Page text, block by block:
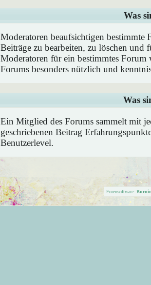
Was
Moderatoren beaufsichtigen
Beiträge zu bearbeiten, zu löschen und
Moderatoren für ein bestimmtes Forum
Forums besonders nützlich und
Was
Ein Mitglied des Forums sammelt mit
geschriebenen Beitrag
Benutzerlevel.
Forensoftware: